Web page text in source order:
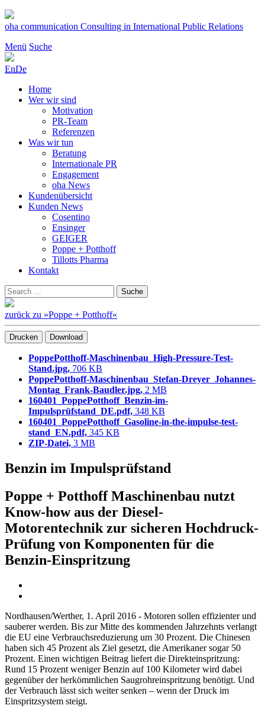
Zum
Inhalt
oha communication Consulting in International Public Relations
Menü Suche
EnDe
Home
Wer wir sind
Motivation
PR-Team
Referenzen
Was wir tun
Beratung
Internationale PR
Engagement
oha News
Kundenübersicht
Kunden News
Cosentino
Ensinger
GEIGER
Poppe + Potthoff
Tillotts Pharma
Kontakt
Suchen
nach:
Suche
zurück zu »Poppe + Potthoff«
Drucken Download
PoppePotthoff-Maschinenbau_High-Pressure-Test-
Stand.jpg, 706 KB
PoppePotthoff-Maschinenbau_Stefan-Dreyer_Johannes-
Montag_Frank-Baudler.jpg, 2 MB
160401_PoppePotthoff_Benzin-im-
Impulsprüfstand_DE.pdf, 348 KB
160401_PoppePotthoff_Gasoline-in-the-impulse-test-
stand_EN.pdf, 345 KB
ZIP-Datei, 3 MB
Benzin im Impulsprüfstand
Poppe + Potthoff Maschinenbau nutzt
Know-how aus der Diesel-
Motorentechnik zur sicheren Hochdruck-
Prüfung von Komponenten für die
Benzin-Einspritzung
Nordhausen/Werther, 1. April 2016 - Motoren sollen effizienter und
sauberer werden. Bis zur Mitte des kommenden Jahrzehnts verlangt
die EU eine Verbrauchsreduzierung um 30 Prozent. Die Chinesen
haben sich 45 Prozent als Ziel gesetzt, die Amerikaner sogar 50
Prozent. Einen wichtigen Beitrag liefert die Direkteinspritzung:
Rund 15 Prozent weniger Benzin auf 100 Kilometer wird dabei
gegenüber der herkömmlichen Saugrohreinspritzung benötigt. Und
der Verbrauch lässt sich weiter senken – wenn der Druck im
Einspritzsystem steigt.